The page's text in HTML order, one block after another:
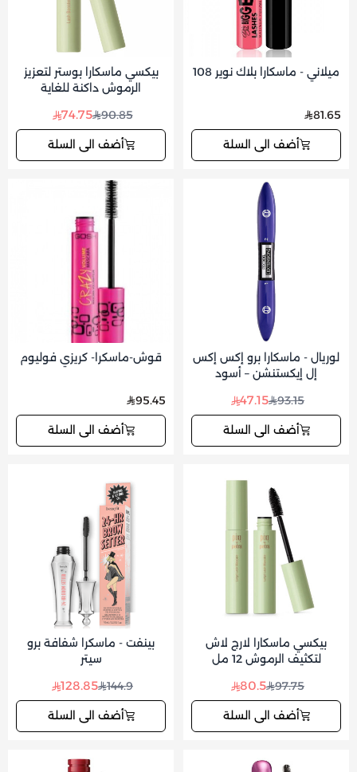
ميلاني - ماسكارا بلاك نوير 108
81.65
أضف الى السلة
بيكسي ماسكارا بوستر لتعزيز
الرموش داكنة للغاية
90.85
74.75
أضف الى السلة
لوريال - ماسكارا برو إكس إكس
إل إيكستنشن – أسود
93.15
47.15
أضف الى السلة
قوش-ماسكرا- كريزي فوليوم
95.45
أضف الى السلة
بيكسي ماسكارا لارج لاش
لتكثيف الرموش 12 مل
97.75
80.5
أضف الى السلة
بينفت - ماسكرا شفافة برو
سيتر
144.9
128.85
أضف الى السلة